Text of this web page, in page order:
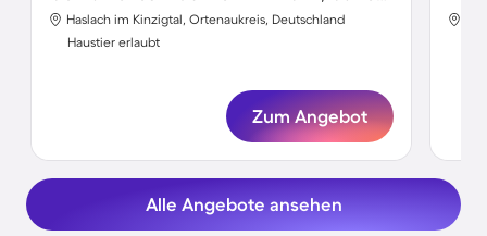
Haslach im Kinzigtal, Ortenaukreis, Deutschland
Haustier erlaubt
Zum Angebot
Alle Angebote ansehen